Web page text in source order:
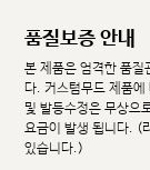
품질보증 안내
본 제품은 엄격한 품질
다. 커스텀무드 제품
및 발등수정은 무상으
요금이 발생 됩니다. (
있습니다.)